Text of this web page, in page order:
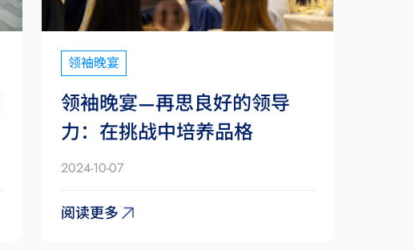
领袖晚宴
领袖晚宴—再思良好的领导
力：在挑战中培养品格
2024-10-07
阅读更多